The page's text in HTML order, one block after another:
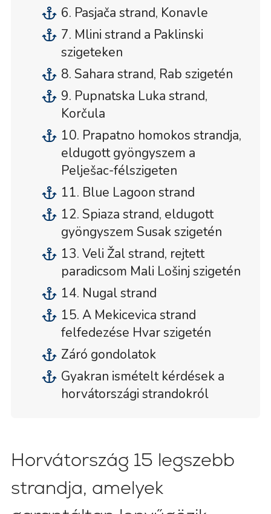
6. Pasjača strand, Konavle
7. Mlini strand a Paklinski
szigeteken
8. Sahara strand, Rab szigetén
9. Pupnatska Luka strand,
Korčula
10. Prapatno homokos strandja,
eldugott gyöngyszem a
Pelješac-félszigeten
11. Blue Lagoon strand
12. Spiaza strand, eldugott
gyöngyszem Susak szigetén
13. Veli Žal strand, rejtett
paradicsom Mali Lošinj szigetén
14. Nugal strand
15. A Mekicevica strand
felfedezése Hvar szigetén
Záró gondolatok
Gyakran ismételt kérdések a
horvátországi strandokról
Horvátország 15 legszebb
strandja, amelyek